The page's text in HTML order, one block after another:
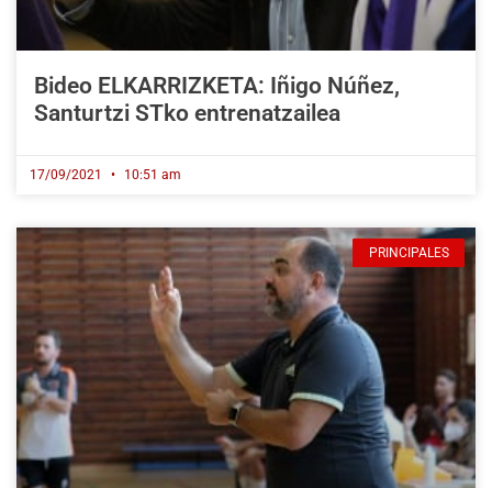
Bideo ELKARRIZKETA: Iñigo Núñez,
Santurtzi STko entrenatzailea
17/09/2021 10:51 am
PRINCIPALES